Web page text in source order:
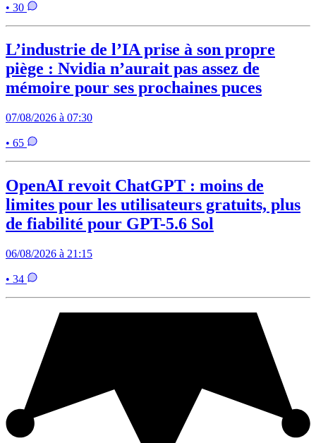
• 30
L’industrie de l’IA prise à son propre
piège : Nvidia n’aurait pas assez de
mémoire pour ses prochaines puces
07/08/2026 à 07:30
• 65
OpenAI revoit ChatGPT : moins de
limites pour les utilisateurs gratuits, plus
de fiabilité pour GPT-5.6 Sol
06/08/2026 à 21:15
• 34